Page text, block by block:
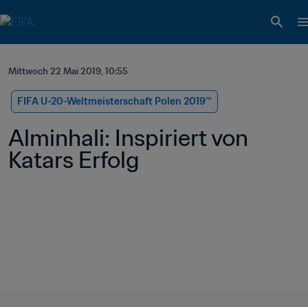
Mittwoch 22 Mai 2019, 10:55
FIFA U-20-Weltmeisterschaft Polen 2019™
Alminhali: Inspiriert von
Katars Erfolg